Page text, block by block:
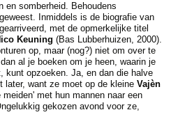
en somberheid. Behoudens
Inmiddels is de biografie van
gearriveerd, met de opmerkelijke titel
Keuning (Bas Lubberhuizen, 2000).
op, maar (nog?) niet om over te
al je boeken om je heen, waarin je
kunt opzoeken. Ja, en dan die halve
later, want ze moet op de kleineVajèn
met hun mannen naar een
gekozen avond voor ze,